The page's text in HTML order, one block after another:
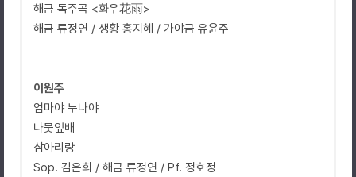
해금 독주곡 <화우花雨>
해금 류정연 / 생황 홍지혜 / 가야금 유윤주
이원주
엄마야 누나야
나뭇잎배
삼아리랑
Sop. 김은희 / 해금 류정연 / Pf. 정호정